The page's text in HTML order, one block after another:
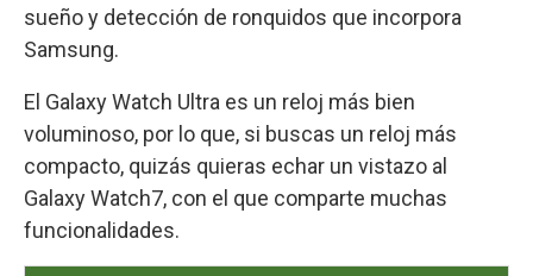
sueño y detección de ronquidos que incorpora
Samsung.
El Galaxy Watch Ultra es un reloj más bien
voluminoso, por lo que, si buscas un reloj más
compacto, quizás quieras echar un vistazo al
Galaxy Watch7, con el que comparte muchas
funcionalidades.